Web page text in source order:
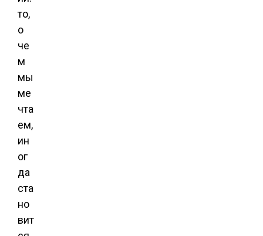
то,
о
че
м
мы
ме
чта
ем,
ин
ог
да
ста
но
вит